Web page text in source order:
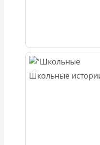
Школьные